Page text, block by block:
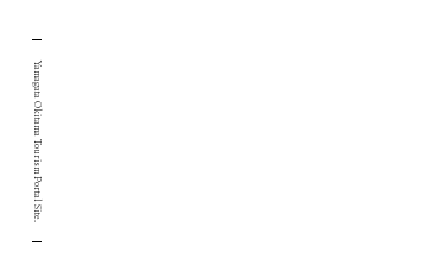
Yamagata Okitama Tourism Portal Site.